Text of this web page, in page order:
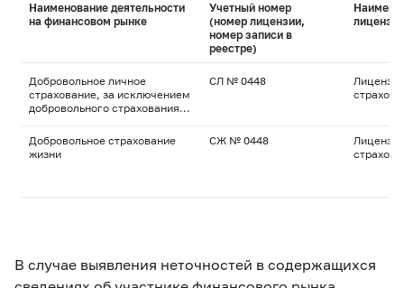
Наименование деятельности
на финансовом рынке
Учетный номер
(номер лицензии,
номер записи в
реестре)
лицензии
Добровольное личное
страхование, за исключением
добровольного страхования
СЛ № 0448
Добровольное страхование
жизни
СЖ № 0448
В случае выявления неточностей в содержащихся